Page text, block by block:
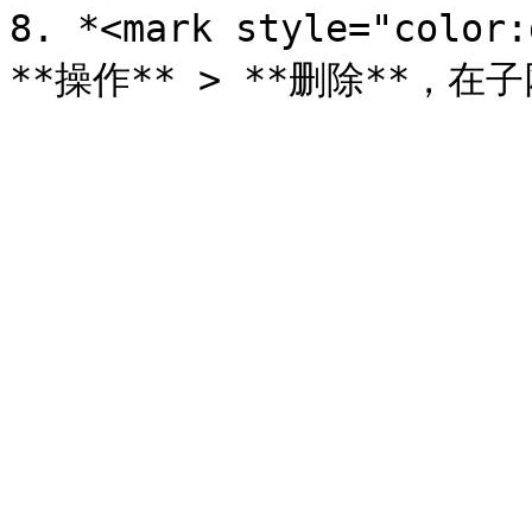
8. *<mark